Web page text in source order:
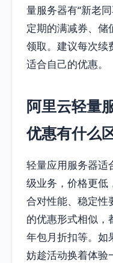
量服务器有“新老
定期的满减券、储
领取。建议每次续
适合自己的优惠。
阿里云轻量
优惠有什么
轻量应用服务器适
级业务，价格更低
合对性能、稳定性
的优惠形式相似，
年包月折扣等。如
妨趁活动换着体验